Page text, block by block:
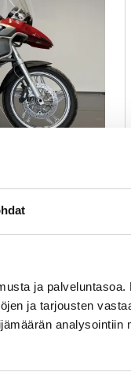
ja
ja tarjousten
analysointiin
Käytetty
tampere